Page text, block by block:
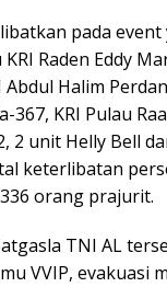
pada
Raden Eddy
Abdul Halim
367, KRI Pulau
2 unit Helly Bell
keterlibatan
orang prajurit.
TNI AL
VVIP,